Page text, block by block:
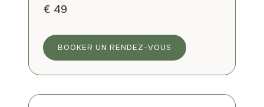
€ 49
BOOKER UN RENDEZ-VOUS